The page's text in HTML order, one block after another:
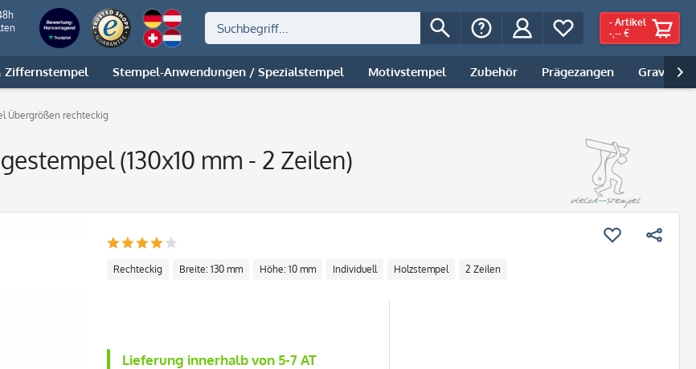
- Artikel
-,-- €
Ziffernstempel Stempel-Anwendungen / Spezialstempel Motivstempel Zubehör Prägezangen Gravur |

Übergrößen rechteckig
(130x10 mm - 2 Zeilen)
Rechteckig Breite: 130 mm Höhe: 10 mm Individuell Holzstempel 2 Zeilen
Lieferung innerhalb von 5-7 AT